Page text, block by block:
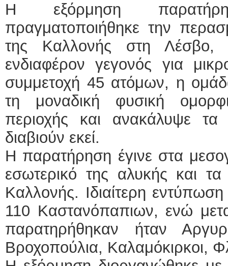
Η εξόρμηση
πραγματοποιήθηκε την
της Καλλονής στη Λέσβο,
ενδιαφέρον γεγονός για
συμμετοχή 45 ατόμων, η
τη μοναδική φυσική
περιοχής και ανακάλυψε τα
διαβιούν εκεί.
Η παρατήρηση έγινε στα
εσωτερικό της αλυκής και
Καλλονής. Ιδιαίτερη
110 Καστανόπαπιων, ενώ
παρατηρήθηκαν ήταν
Βροχοπούλια, Καλαμόκιρκοι,